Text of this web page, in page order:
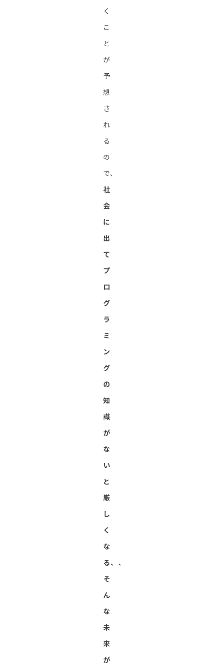
く
こ
と
が
予
想
さ
れ
る
の
で、
社
会
に
出
て
プ
ロ
グ
ラ
ミ
ン
グ
の
知
識
が
な
い
と
厳
し
く
な
る、、
そ
ん
な
未
来
が